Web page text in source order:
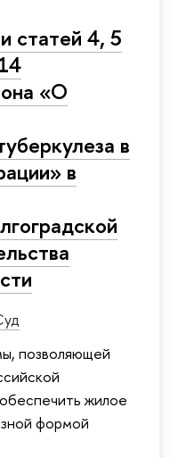
статей 4, 5
«О
в
в
позволяющей
жилое
формой